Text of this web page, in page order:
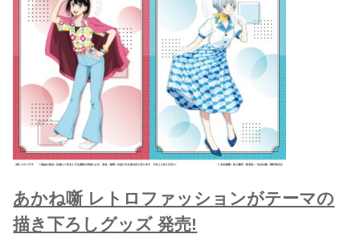
あかね噺 レトロファッションがテーマの
描き下ろしグッズ 発売!